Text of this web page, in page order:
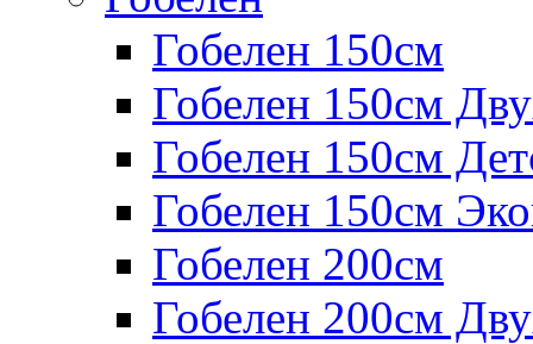
Гобелен 150см
Гобелен 150см
Гобелен 150см
Гобелен 150см
Гобелен 200см
Гобелен 200см